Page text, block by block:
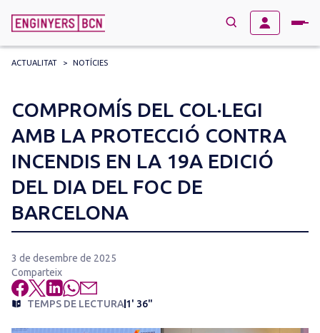
for:
ACTUALITAT > NOTÍCIES
COMPROMÍS DEL COL·LEGI
AMB LA PROTECCIÓ CONTRA
INCENDIS EN LA 19A EDICIÓ
DEL DIA DEL FOC DE
BARCELONA
3 de desembre de 2025
Comparteix
TEMPS DE LECTURA 1' 36"